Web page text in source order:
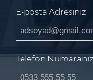
E-posta Adresiniz
Telefon Numaranız